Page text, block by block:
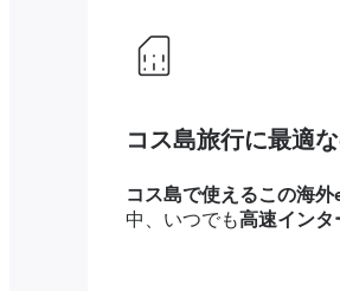
コス島旅行に最適
コス島で使えるこの海外
中、いつでも高速インタ